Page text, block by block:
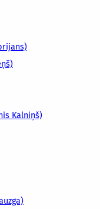
Kalniņš)